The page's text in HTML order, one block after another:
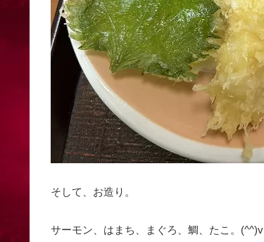
そして、お造り。
サーモン、はまち、まぐろ、鯛、たこ。(^^)v